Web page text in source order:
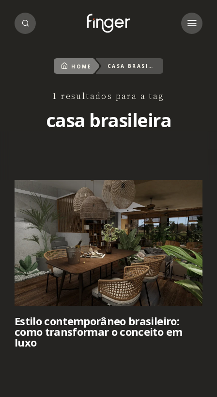
HOME CASA BRASILEIRA
1 resultados para a tag
casa brasileira
Estilo contemporâneo brasileiro:
como transformar o conceito em
luxo